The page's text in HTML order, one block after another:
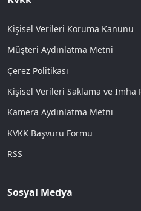
Kişisel Verileri Koruma Kanunu
Müşteri Aydınlatma Metni
Çerez Politikası
Kişisel Verileri Saklama ve İmha
Kamera Aydınlatma Metni
KVKK Başvuru Formu
RSS
Sosyal Medya